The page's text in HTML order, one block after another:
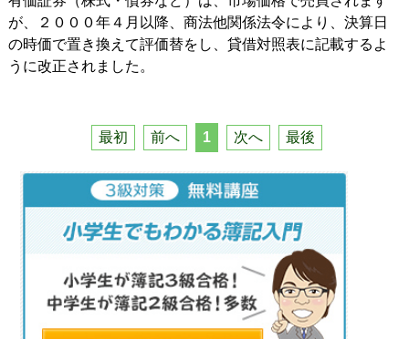
が、２０００年４月以降、商法他関係法令により、決算日
の時価で置き換えて評価替をし、貸借対照表に記載するよ
うに改正されました。
最初 前へ 1 次へ 最後